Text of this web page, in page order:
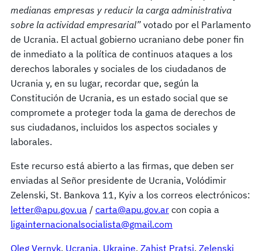
medianas empresas y reducir la carga administrativa
sobre la actividad empresarial” votado por el Parlamento
de Ucrania. El actual gobierno ucraniano debe poner fin
de inmediato a la política de continuos ataques a los
derechos laborales y sociales de los ciudadanos de
Ucrania y, en su lugar, recordar que, según la
Constitución de Ucrania, es un estado social que se
compromete a proteger toda la gama de derechos de
sus ciudadanos, incluidos los aspectos sociales y
laborales.
Este recurso está abierto a las firmas, que deben ser
enviadas al Señor presidente de Ucrania, Volódimir
Zelenski, St. Bankova 11, Kyiv a los correos electrónicos:
letter@apu.gov.ua / carta@apu.gov.ar con copia a
ligainternacionalsocialista@gmail.com
Oleg Vernyk, Ucrania, Ukraine, Zahist Pratsi, Zelenski